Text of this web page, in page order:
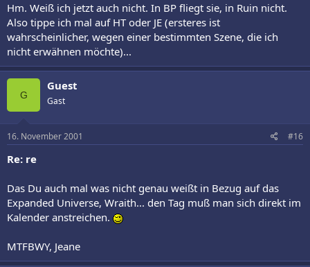
Hm. Weiß ich jetzt auch nicht. In BP fliegt sie, in Ruin nicht.
Also tippe ich mal auf HT oder JE (ersteres ist
wahrscheinlicher, wegen einer bestimmten Szene, die ich
nicht erwähnen möchte)...
G
Guest
Gast
16. November 2001 #16
Re: re
Das Du auch mal was nicht genau weißt in Bezug auf das
Expanded Universe, Wraith... den Tag muß man sich direkt im
Kalender anstreichen.
MTFBWY, Jeane